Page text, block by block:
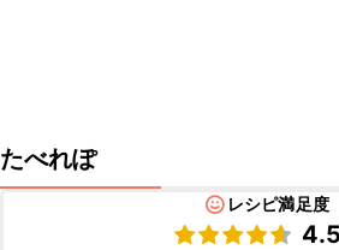
たべれぽ
レシピ満足度